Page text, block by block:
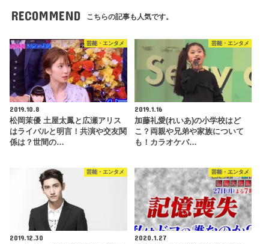
RECOMMEND こちらの記事も人気です。
芸能・エンタメ
2019.10.8
松岡茉優 土屋太鳳と広瀬アリス
はライバルと明言！共演や交友関
係は？世間の…
芸能・エンタメ
2019.1.16
加藤礼愛(れいあ)の小学校はど
こ？両親や兄弟や家族について
も！カラオケバ…
芸能・エンタメ
2019.12.30
芸能・エンタメ
2020.1.27